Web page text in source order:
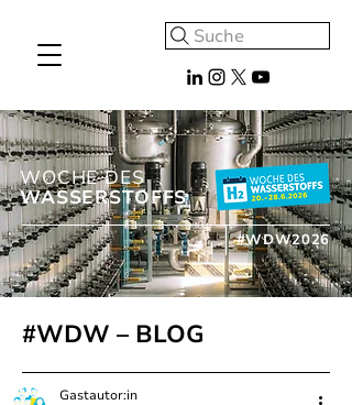
Suche
WOCHE DES
WASSERSTOFFS
#WDW2026
#WDW – BLOG
Gastautor:in